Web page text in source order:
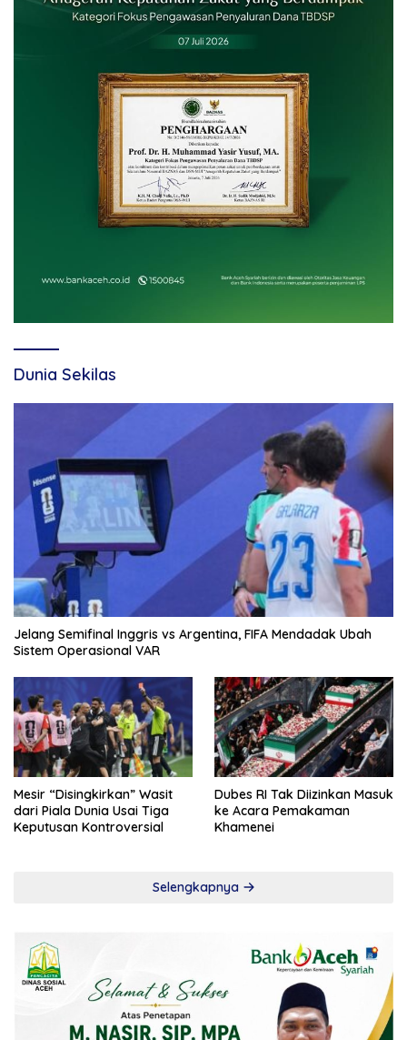
Dunia Sekilas
Jelang Semifinal Inggris vs Argentina, FIFA Mendadak Ubah
Sistem Operasional VAR
Mesir “Disingkirkan” Wasit
dari Piala Dunia Usai Tiga
Keputusan Kontroversial
Dubes RI Tak Diizinkan Masuk
ke Acara Pemakaman
Khamenei
Selengkapnya